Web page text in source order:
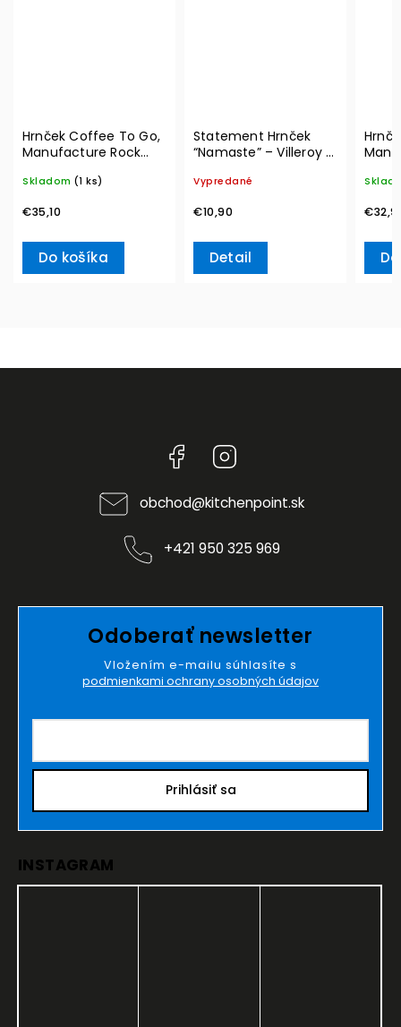
Hrnček Coffee To Go,
Manufacture Rock
Boch
Skladom (1 ks)
€35,10
Do košíka
Statement Hrnček
“Namaste” – Villeroy &
Vypredané
€10,90
Detail
Boch
Facebook
obchod@kitchenpoint.sk
+421 950 325 969
Odoberať newsletter
Vložením e-mailu súhlasíte s
podmienkami ochrany osobných údajov
Prihlásiť sa
INSTAGRAM